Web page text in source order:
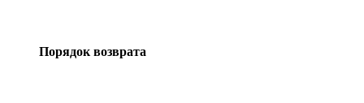
Порядок возврата